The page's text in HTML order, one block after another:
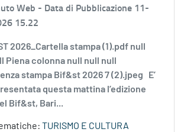
Web - Data di Pubblicazione 11-
15.22
2026_Cartella stampa (1).pdf null
Piena colonna null null null
stampa Bif&st 2026 7 (2).jpeg E’
questa mattina l’edizione
Bif&st, Bari...
TURISMO E CULTURA